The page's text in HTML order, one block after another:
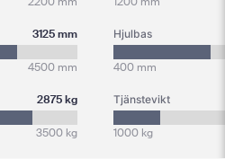
3125 mm
4500 mm
2875 kg
3500 kg
Hjulbas
400 mm
Tjänstevikt
1000 kg